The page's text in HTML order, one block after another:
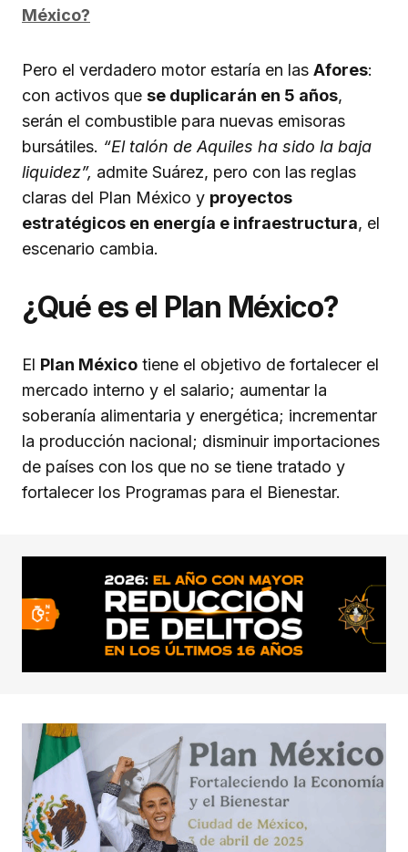
México?
Pero el verdadero motor estaría en las Afores:
con activos que se duplicarán en 5 años,
serán el combustible para nuevas emisoras
bursátiles. “El talón de Aquiles ha sido la baja
liquidez”, admite Suárez, pero con las reglas
claras del Plan México y proyectos
estratégicos en energía e infraestructura, el
escenario cambia.
¿Qué es el Plan México?
El Plan México tiene el objetivo de fortalecer el
mercado interno y el salario; aumentar la
soberanía alimentaria y energética; incrementar
la producción nacional; disminuir importaciones
de países con los que no se tiene tratado y
fortalecer los Programas para el Bienestar.